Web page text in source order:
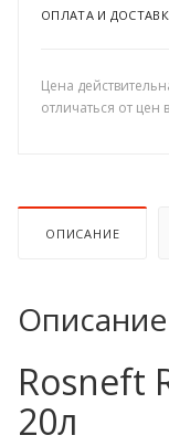
ОПЛАТА И
Цена
отличаться от
ОПИСАНИЕ
Описание
Rosneft
20л